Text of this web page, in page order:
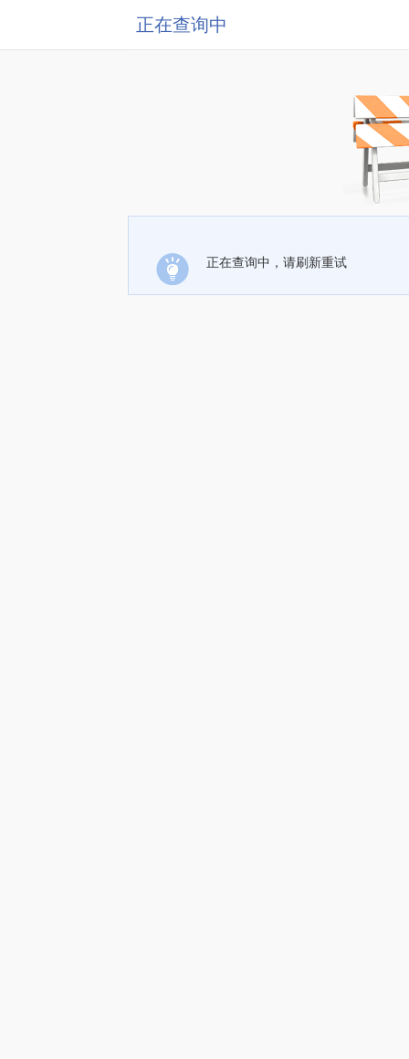
正在查询中
正在查询中，请刷新重试